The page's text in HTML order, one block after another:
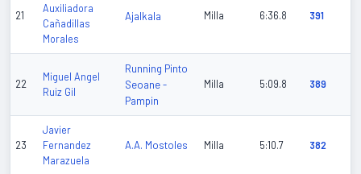
21
Auxiliadora
Cañadillas
Morales
Ajalkala Milla 6:36.8 391
22
Miguel Angel
Ruiz Gil
Running Pinto
Seoane -
Pampin
Milla 5:09.8 389
23
Javier
Fernandez
Marazuela
A.A. Mostoles Milla 5:10.7 382